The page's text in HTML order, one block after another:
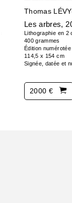
Thomas
Les arbres,
Lithographie en 2
400 grammes
Édition
114,5 x 154 cm
Signée, datée et
2000 €